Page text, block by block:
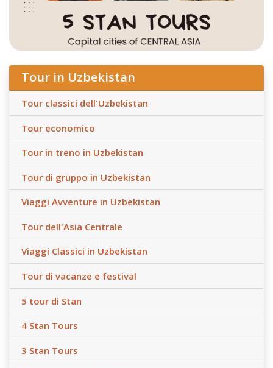
Tour in Uzbekistan
Tour classici dell'Uzbekistan
Tour economico
Tour in treno in Uzbekistan
Tour di gruppo in Uzbekistan
Viaggi Avventure in Uzbekistan
Tour dell'Asia Centrale
Viaggi Classici in Uzbekistan
Tour di vacanze e festival
5 tour di Stan
4 Stan Tours
3 Stan Tours